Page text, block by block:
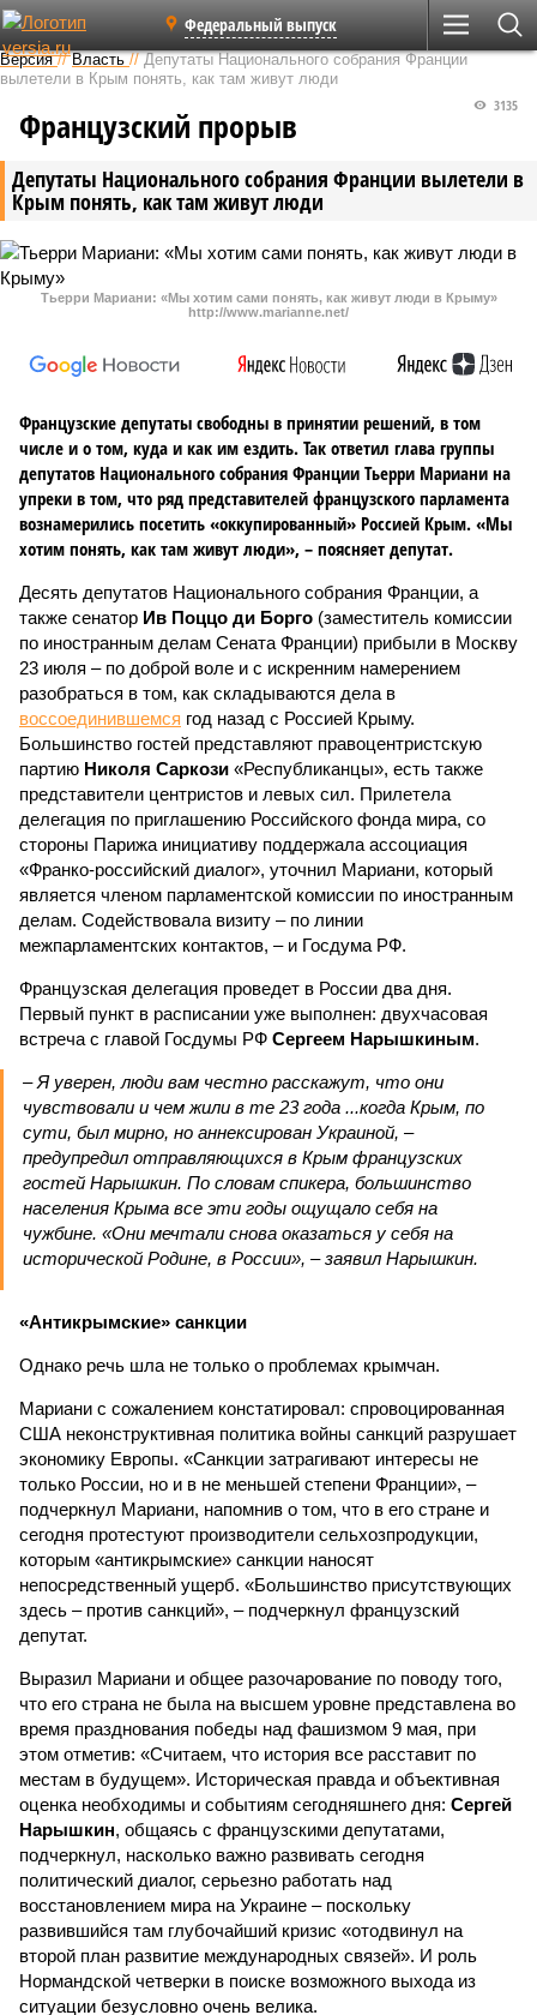
Федеральный выпуск
Версия //Власть //Депутаты Национального собрания Франции
вылетели в Крым понять, как там живут люди
Депутаты Национального собрания Франции вылетели в
Крым понять, как там живут люди
3135
Французский прорыв
Тьерри Мариани: «Мы хотим сами понять, как живут люди в Крыму»
http://www.marianne.net/
Французские депутаты свободны в принятии решений, в том
числе и о том, куда и как им ездить. Так ответил глава группы
депутатов Национального собрания Франции Тьерри Мариани на
упреки в том, что ряд представителей французского парламента
вознамерились посетить «оккупированный» Россией Крым. «Мы
хотим понять, как там живут люди», – поясняет депутат.
Десять депутатов Национального собрания Франции, а
также сенатор Ив Поццо ди Борго (заместитель комиссии
по иностранным делам Сената Франции) прибыли в Москву
23 июля – по доброй воле и с искренним намерением
разобраться в том, как складываются дела в
воссоединившемся год назад с Россией Крыму.
Большинство гостей представляют правоцентристскую
партию Николя Саркози «Республиканцы», есть также
представители центристов и левых сил. Прилетела
делегация по приглашению Российского фонда мира, со
стороны Парижа инициативу поддержала ассоциация
«Франко-российский диалог», уточнил Мариани, который
является членом парламентской комиссии по иностранным
делам. Содействовала визиту – по линии
межпарламентских контактов, – и Госдума РФ.
Французская делегация проведет в России два дня.
Первый пункт в расписании уже выполнен: двухчасовая
встреча с главой Госдумы РФ Сергеем Нарышкиным.
– Я уверен, люди вам честно расскажут, что они
чувствовали и чем жили в те 23 года ...когда Крым, по
сути, был мирно, но аннексирован Украиной, –
предупредил отправляющихся в Крым французских
гостей Нарышкин. По словам спикера, большинство
населения Крыма все эти годы ощущало себя на
чужбине. «Они мечтали снова оказаться у себя на
исторической Родине, в России», – заявил Нарышкин.
«Антикрымские» санкции
Однако речь шла не только о проблемах крымчан.
Мариани с сожалением констатировал: спровоцированная
США неконструктивная политика войны санкций разрушает
экономику Европы. «Санкции затрагивают интересы не
только России, но и в не меньшей степени Франции», –
подчеркнул Мариани, напомнив о том, что в его стране и
сегодня протестуют производители сельхозпродукции,
которым «антикрымские» санкции наносят
непосредственный ущерб. «Большинство присутствующих
здесь – против санкций», – подчеркнул французский
депутат.
Выразил Мариани и общее разочарование по поводу того,
что его страна не была на высшем уровне представлена во
время празднования победы над фашизмом 9 мая, при
этом отметив: «Считаем, что история все расставит по
местам в будущем». Историческая правда и объективная
оценка необходимы и событиям сегодняшнего дня: Сергей
Нарышкин, общаясь с французскими депутатами,
подчеркнул, насколько важно развивать сегодня
политический диалог, серьезно работать над
восстановлением мира на Украине – поскольку
развившийся там глубочайший кризис «отодвинул на
второй план развитие международных связей». И роль
Нормандской четверки в поиске возможного выхода из
ситуации безусловно очень велика.